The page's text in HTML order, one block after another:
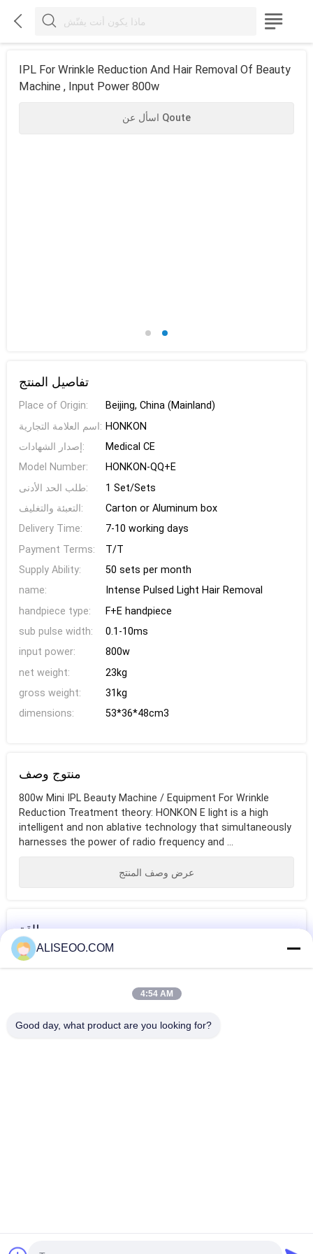
  
IPL For Wrinkle Reduction And Hair Removal Of Beauty
Machine , Input Power 800w
اسأل عن Qoute
تفاصيل المنتج
Place of Origin:
Beijing, China (Mainland)
اسم العلامة التجارية: HONKON
إصدار الشهادات:
Medical CE
Model Number:
HONKON-QQ+E
طلب الحد الأدنى:
1 Set/Sets
التعبئة والتغليف:
Carton or Aluminum box
Delivery Time:
7-10 working days
Payment Terms:
T/T
Supply Ability:
50 sets per month
name:
Intense Pulsed Light Hair Removal
handpiece type:
F+E handpiece
sub pulse width:
0.1-10ms
input power:
800w
net weight:
23kg
gross weight:
31kg
dimensions:
53*36*48cm3
منتوج وصف
800w Mini IPL Beauty Machine / Equipment For Wrinkle
Reduction Treatment theory: HONKON E light is a high
intelligent and non ablative technology that simultaneously
harnesses the power of radio frequency and ...
عرض وصف المنتج
بطاقة
آلة إزالة الشعر
آلة الشعر بالليزر
آلة إزالة الشعر
ALISEOO.COM
4:54 AM
Good day, what product are you looking for?